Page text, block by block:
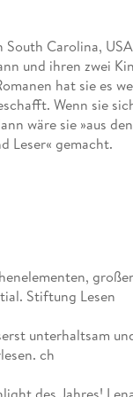
South Carolina,
und ihren zwei
hat sie es
Wenn sie
wäre sie »aus
Leser« gemacht.
Stiftung Lesen
unterhaltsam
ch